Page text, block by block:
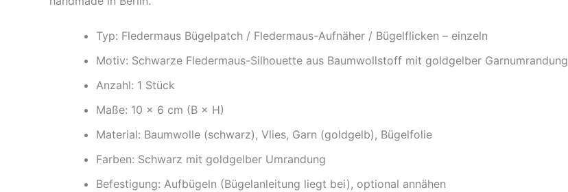
Typ: Fledermaus Bügelpatch / Fledermaus-Aufnäher / Bügelflicken – einzeln
Motiv: Schwarze Fledermaus-Silhouette aus Baumwollstoff mit goldgelber Garnumrandung
Anzahl: 1 Stück
Maße: 10 × 6 cm (B × H)
Material: Baumwolle (schwarz), Vlies, Garn (goldgelb), Bügelfolie
Farben: Schwarz mit goldgelber Umrandung
Befestigung: Aufbügeln (Bügelanleitung liegt bei), optional annähen